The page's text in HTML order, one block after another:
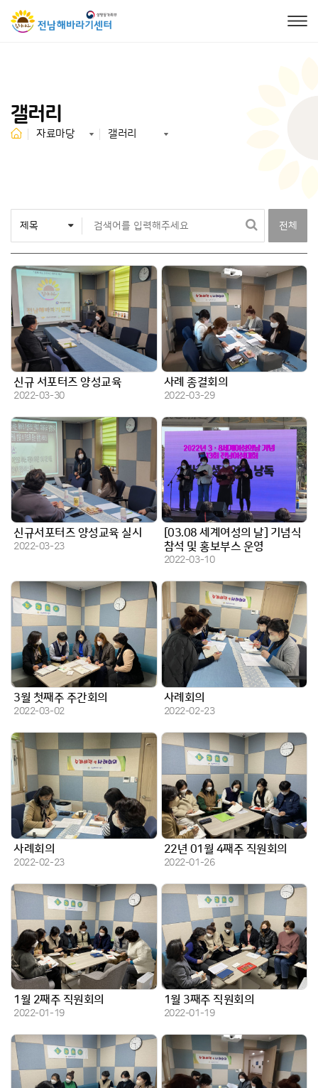
갤러리
자료마당 갤러리
전체
신규 서포터즈 양성교육
작성일
2022-03-30
사례 종결회의
작성일
2022-03-29
신규서포터즈 양성교육 실시
작성일
2022-03-23
[03.08 세계여성의 날] 기념식
참석 및 홍보부스 운영
작성일
2022-03-10
3월 첫째주 주간회의
작성일
2022-03-02
사례회의
작성일
2022-02-23
사례회의
작성일
2022-02-23
22년 01월 4째주 직원회의
작성일
2022-01-26
1월 2째주 직원회의
작성일
2022-01-19
1월 3째주 직원회의
작성일
2022-01-19